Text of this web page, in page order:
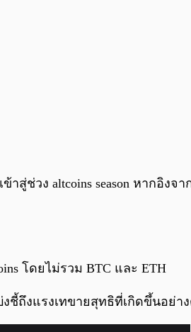
วง altcoins season หากอิงจาก
โดยไม่รวม BTC และ ETH
ถึงแรงเทขายสุทธิที่เกิดขึ้นอย่า